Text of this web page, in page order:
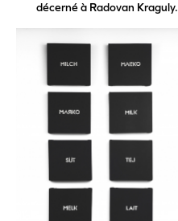
décerné à Radovan Kraguly.